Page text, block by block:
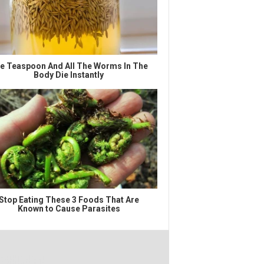
Teaspoon And All The Worms In The
Body Die Instantly
Eating These 3 Foods That Are
Known to Cause Parasites